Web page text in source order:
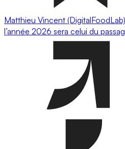
Matthieu Vincent
l’année 2026 sera celui du